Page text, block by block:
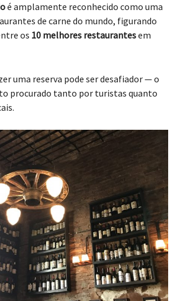
é amplamente reconhecido como uma
de carne do mundo, figurando
os 10 melhores restaurantesem
uma reserva pode ser desafiador — o
procurado tanto por turistas quanto